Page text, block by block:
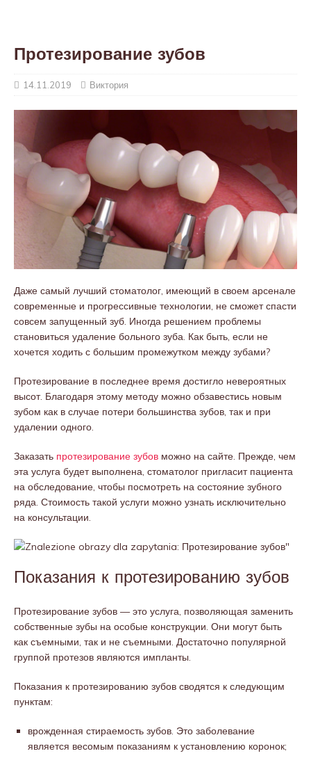
Протезирование зубов
14.11.2019 Виктория
Даже самый лучший стоматолог, имеющий в своем арсенале
современные и прогрессивные технологии, не сможет спасти
совсем запущенный зуб. Иногда решением проблемы
становиться удаление больного зуба. Как быть, если не
хочется ходить с большим промежутком между зубами?
Протезирование в последнее время достигло невероятных
высот. Благодаря этому методу можно обзавестись новым
зубом как в случае потери большинства зубов, так и при
удалении одного.
Заказать протезирование зубов можно на сайте. Прежде, чем
эта услуга будет выполнена, стоматолог пригласит пациента
на обследование, чтобы посмотреть на состояние зубного
ряда. Стоимость такой услуги можно узнать исключительно
на консультации.
Показания к протезированию зубов
Протезирование зубов — это услуга, позволяющая заменить
собственные зубы на особые конструкции. Они могут быть
как съемными, так и не съемными. Достаточно популярной
группой протезов являются импланты.
Показания к протезированию зубов сводятся к следующим
пунктам:
врожденная стираемость зубов. Это заболевание
является весомым показаниям к установлению коронок;